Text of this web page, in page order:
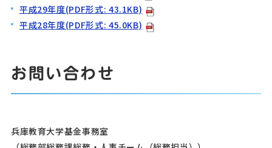
平成29年度(PDF形式: 43.1KB)
平成28年度(PDF形式: 45.0KB)
お問い合わせ
兵庫教育大学基金事務室